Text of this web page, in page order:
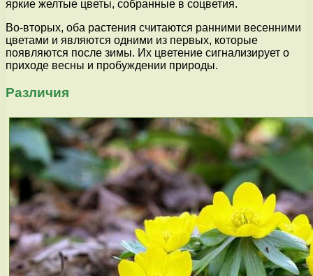
яркие желтые цветы, собранные в соцветия.
Во-вторых, оба растения считаются ранними весенними
цветами и являются одними из первых, которые
появляются после зимы. Их цветение сигнализирует о
приходе весны и пробуждении природы.
Различия